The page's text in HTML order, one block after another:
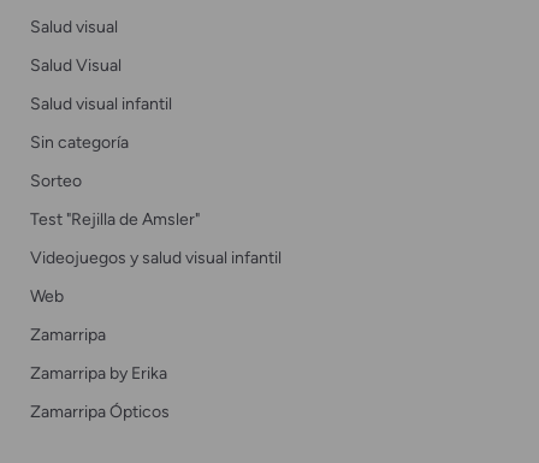
Salud visual
Salud Visual
Salud visual infantil
Sin categoría
Sorteo
Test "Rejilla de Amsler"
Videojuegos y salud visual infantil
Web
Zamarripa
Zamarripa by Erika
Zamarripa Ópticos